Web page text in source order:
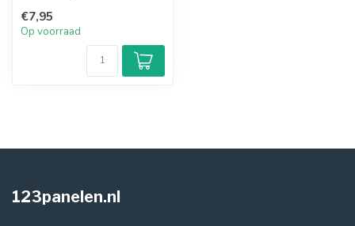
€7,95
Op voorraad
123panelen.nl